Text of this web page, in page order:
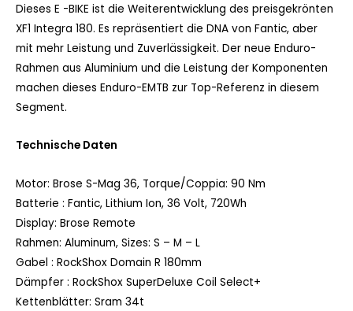
Dieses E -BIKE ist die Weiterentwicklung des preisgekrönten
XF1 Integra 180. Es repräsentiert die DNA von Fantic, aber
mit mehr Leistung und Zuverlässigkeit. Der neue Enduro-
Rahmen aus Aluminium und die Leistung der Komponenten
machen dieses Enduro-EMTB zur Top-Referenz in diesem
Segment.
Technische Daten
Motor: Brose S-Mag 36, Torque/Coppia: 90 Nm
Batterie : Fantic, Lithium Ion, 36 Volt, 720Wh
Display: Brose Remote
Rahmen: Aluminum, Sizes: S – M – L
Gabel : RockShox Domain R 180mm
Dämpfer : RockShox SuperDeluxe Coil Select+
Kettenblätter: Sram 34t